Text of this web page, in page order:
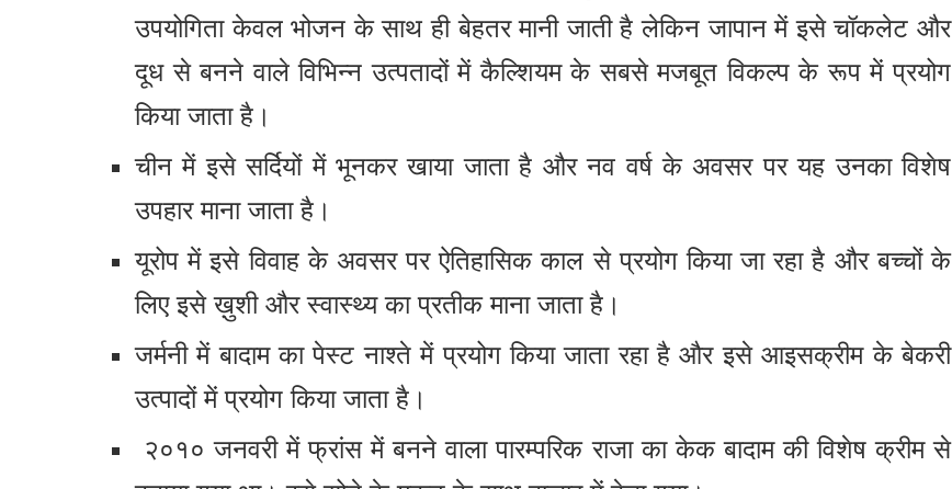
उपयोगिता केवल भोजन के साथ ही बेहतर मानी जाती है लेकिन जापान में इसे चॉकलेट और
दूध से बनने वाले विभिन्न उत्पतादों में कैल्शियम के सबसे मजबूत विकल्प के रूप में प्रयोग
किया जाता है।
चीन में इसे सर्दियों में भूनकर खाया जाता है और नव वर्ष के अवसर पर यह उनका विशेष
उपहार माना जाता है।
यूरोप में इसे विवाह के अवसर पर ऐतिहासिक काल से प्रयोग किया जा रहा है और बच्चों के
लिए इसे ख़ुशी और स्वास्थ्य का प्रतीक माना जाता है।
जर्मनी में बादाम का पेस्ट नाश्ते में प्रयोग किया जाता रहा है और इसे आइसक्रीम के बेकरी
उत्पादों में प्रयोग किया जाता है।
२०१० जनवरी में फ्रांस में बनने वाला पारम्परिक राजा का केक बादाम की विशेष क्रीम से